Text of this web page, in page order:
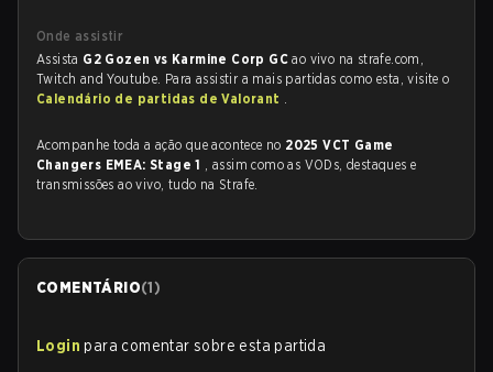
Onde assistir
Assista G2 Gozen vs Karmine Corp GCao vivo na strafe.com,
Twitch and Youtube. Para assistir a mais partidas como esta, visite o
Calendário de partidas de Valorant .
Acompanhe toda a ação que acontece no 2025 VCT Game
Changers EMEA: Stage 1 , assim como as VODs, destaques e
transmissões ao vivo, tudo na Strafe.
COMENTÁRIO(1)
Login para comentar sobre esta partida